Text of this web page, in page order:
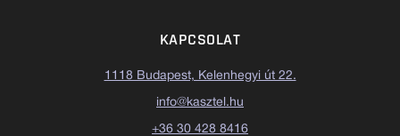
KAPCSOLAT
1118 Budapest, Kelenhegyi út 22.
info@kasztel.hu
+36 30 428 8416